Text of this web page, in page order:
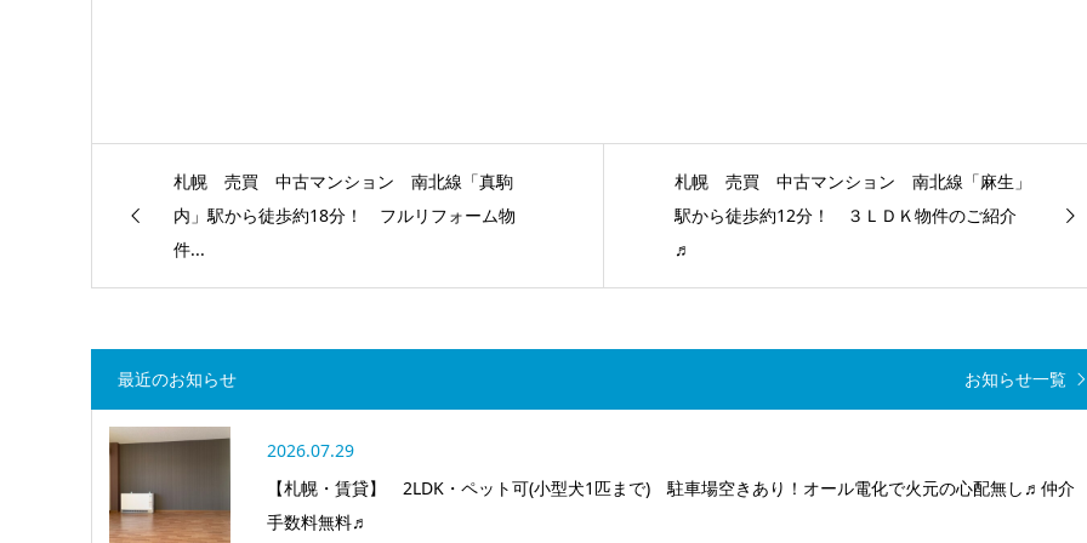
札幌 売買 中古マンション 南北線「真駒
内」駅から徒歩約18分！ フルリフォーム物
件...
札幌 売買 中古マンション 南北線「麻生」
駅から徒歩約12分！ ３ＬＤＫ物件のご紹介
♬
最近のお知らせ お知らせ一覧
2026.07.29
【札幌・賃貸】 2LDK・ペット可(小型犬1匹まで) 駐車場空きあり！オール電化で火元の心配無し♬仲介
手数料無料♬